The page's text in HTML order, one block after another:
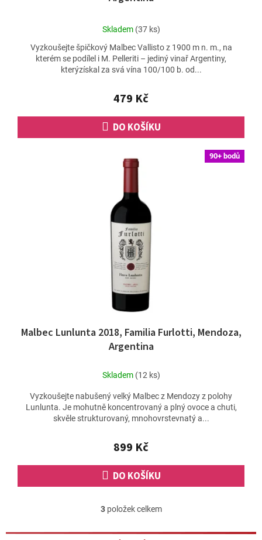
Průměrné
produktu
je
4,9
5
hvězdiček.
Skladem (37 ks)
479 Kč
DO KOŠÍKU
Vyzkoušejte špičkový Malbec Vallisto z 1900 m n. m., na
kterém se podílel i M. Pelleriti – jediný vinař Argentiny,
kterýzískal za svá vína 100/100 b. od...
90+ bodů
Malbec Lunlunta 2018, Familia Furlotti, Mendoza,
Argentina
Skladem (12 ks)
899 Kč
DO KOŠÍKU
Vyzkoušejte nabušený velký Malbec z Mendozy z polohy
Lunlunta. Je mohutně koncentrovaný a plný ovoce a chuti,
skvěle strukturovaný, mnohovrstevnatý a...
O
l
3položek celkem